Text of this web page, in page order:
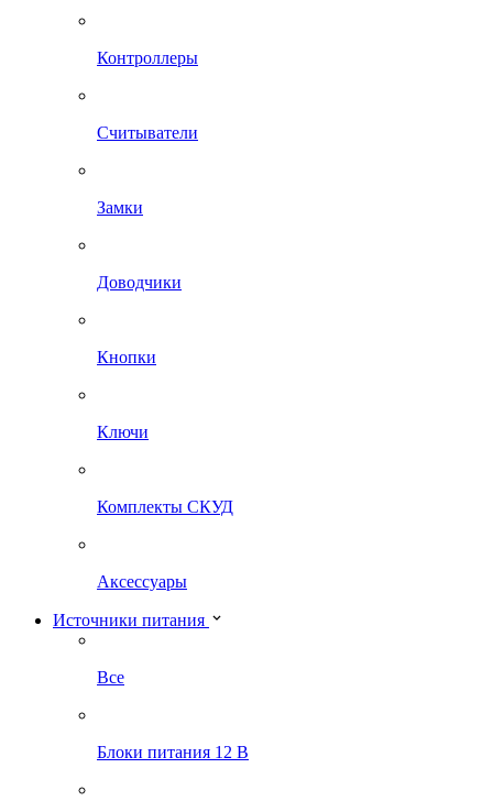
Контроллеры
Считыватели
Замки
Доводчики
Кнопки
Ключи
Комплекты СКУД
Аксессуары
Источники питания
Все
Блоки питания 12 В